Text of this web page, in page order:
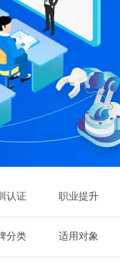
员
维员
认证 职业提升
分类 适用对象